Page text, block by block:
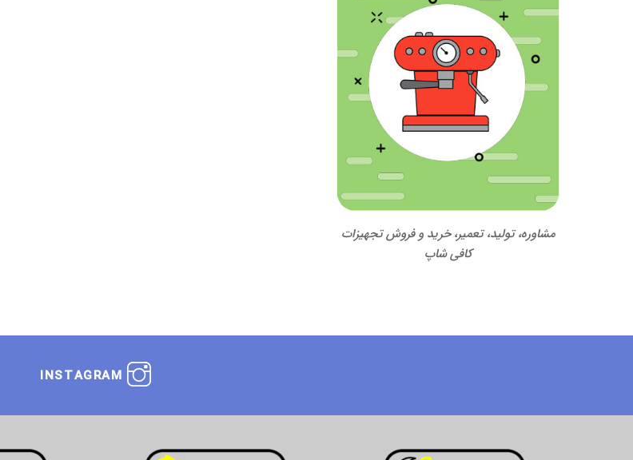
مشاوره، تولید، تعمیر، خرید و فروش تجهیزات
کافی شاپ
INSTAGRAM